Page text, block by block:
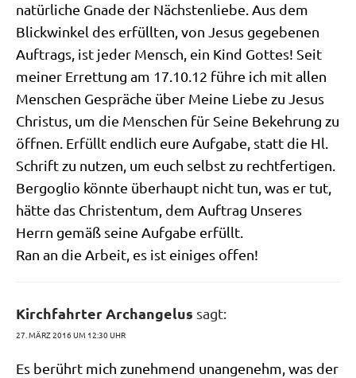
na­tür­li­che Gna­de der Näch­sten­lie­be. Aus dem
Blick­win­kel des erfüll­ten, von Jesus gege­be­nen
Auf­trags, ist jeder Mensch, ein Kind Got­tes! Seit
mei­ner Erret­tung am 17.10.12 füh­re ich mit allen
Men­schen Gesprä­che über Mei­ne Lie­be zu Jesus
Chri­stus, um die Men­schen für Sei­ne Bekeh­rung zu
öff­nen. Erfüllt end­lich eure Auf­ga­be, statt die Hl.
Schrift zu nut­zen, um euch selbst zu recht­fer­ti­gen.
Berg­o­glio könn­te über­haupt nicht tun, was er tut,
hät­te das Chri­sten­tum, dem Auf­trag Unse­res
Herrn gemäß sei­ne Auf­ga­be erfüllt.
Ran an die Arbeit, es ist eini­ges offen!
Kirchfahrter Archangelus sagt:
27. MÄRZ 2016 UM 12:30 UHR
Es berührt mich zuneh­mend unan­ge­nehm, was der